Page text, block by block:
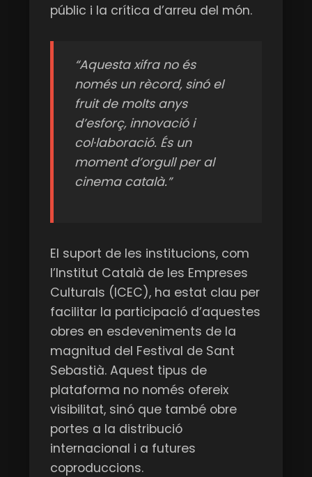
públic i la crítica d’arreu del món.
“Aquesta xifra no és
només un rècord, sinó el
fruit de molts anys
d’esforç, innovació i
col·laboració. És un
moment d’orgull per al
cinema català.”
El suport de les institucions, com
l’Institut Català de les Empreses
Culturals (ICEC), ha estat clau per
facilitar la participació d’aquestes
obres en esdeveniments de la
magnitud del Festival de Sant
Sebastià. Aquest tipus de
plataforma no només ofereix
visibilitat, sinó que també obre
portes a la distribució
internacional i a futures
coproduccions.